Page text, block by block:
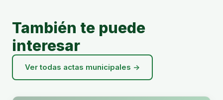
También te puede
interesar
Ver todas actas municipales →